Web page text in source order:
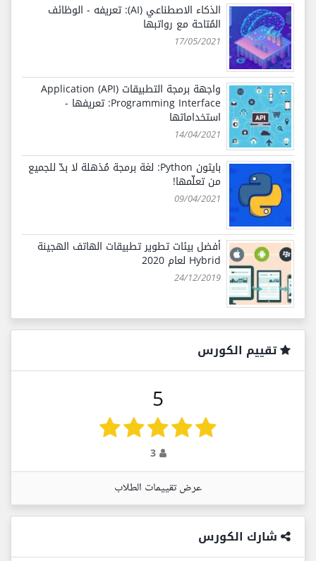
الذكاء الاصطناعي (AI): تعريفه - الوظائف
المُتاحة مع رواتبها
17/05/2021
واجهة برمجة التطبيقات (API) Application
Programming Interface: تعريفها -
استخداماتها
14/04/2021
بايثون Python: لغة برمجة مُذهلة لا بدّ للجميع
من تعلّمها!
09/04/2021
أفضل بيئات تطوير تطبيقات الهاتف الهجينة
Hybrid لعام 2020
24/12/2019
تقييم الكورس
5
3
عرض تقييمات الطلاب
شارك الكورس